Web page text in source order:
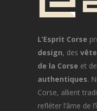
L’Esprit Corse
design, des
de la Corse et
authentiques.
Corse, allient
refléter l’âme de